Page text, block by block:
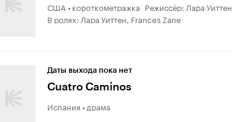
США • короткометражка Режиссёр: Лара Уиттен
В ролях: Лара Уиттен, Frances Zane
Даты выхода пока нет
Cuatro Caminos
Испания • драма